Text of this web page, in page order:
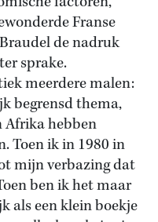
Franse
de nadruk
sprake.
meerdere malen:
begrensd thema,
Afrika hebben
Toen ik in 1980 in
mijn verbazing dat
ben ik het maar
als een klein boekje